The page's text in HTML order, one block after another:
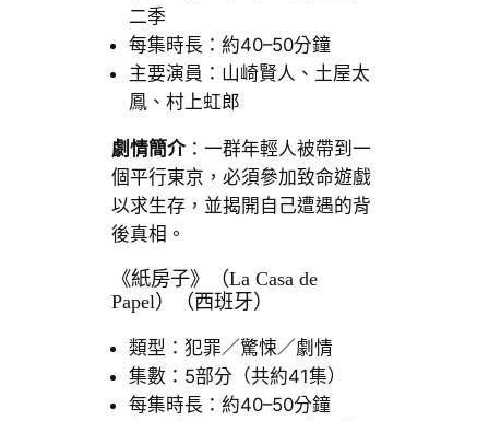
二季
每集時長：約40–50分鐘
主要演員：山崎賢人、土屋太
鳳、村上虹郎
劇情簡介：一群年輕人被帶到一
個平行東京，必須參加致命遊戲
以求生存，並揭開自己遭遇的背
後真相。
《紙房子》（La Casa de
Papel）（西班牙）
類型：犯罪／驚悚／劇情
集數：5部分（共約41集）
每集時長：約40–50分鐘